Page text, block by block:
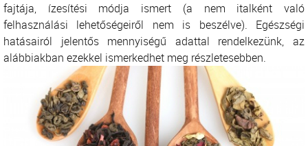
fajtája, ízesítési módja ismert (a nem italként való
felhasználási lehetőségeiről nem is beszélve). Egészségi
hatásairól jelentős mennyiségű adattal rendelkezünk, az
alábbiakban ezekkel ismerkedhet meg részletesebben.